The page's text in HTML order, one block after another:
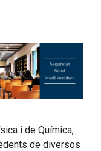
i de Química,
de diversos